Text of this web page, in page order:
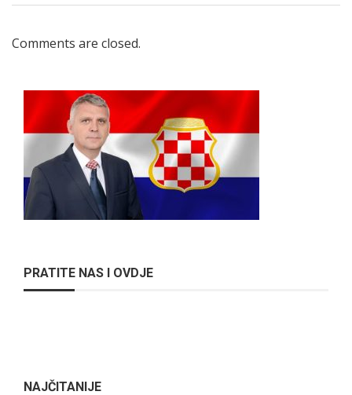
Comments are closed.
PRATITE NAS I OVDJE
NAJČITANIJE